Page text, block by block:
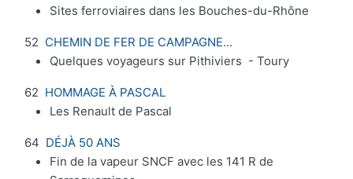
Sites ferroviaires dans les Bouches-du-Rhône
52 CHEMIN DE FER DE CAMPAGNE...
Quelques voyageurs sur Pithiviers - Toury
62 HOMMAGE À PASCAL
Les Renault de Pascal
64 DÉJÀ 50 ANS
Fin de la vapeur SNCF avec les 141 R de